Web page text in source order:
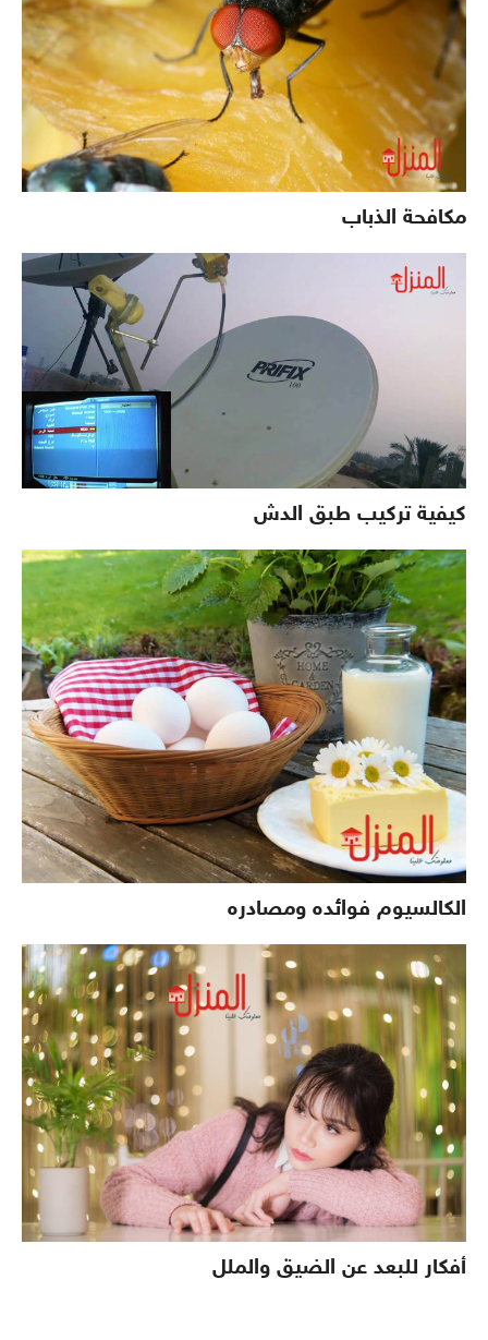
مكافحة الذباب
كيفية تركيب طبق الدش
الكالسيوم فوائده ومصادره
أفكار للبعد عن الضيق والملل